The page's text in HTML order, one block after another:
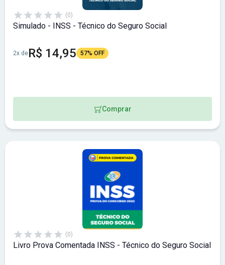
(0)
Simulado - INSS - Técnico do Seguro Social
2x deR$ 14,95 57% OFF
Comprar
(0)
Livro Prova Comentada INSS - Técnico do Seguro Social